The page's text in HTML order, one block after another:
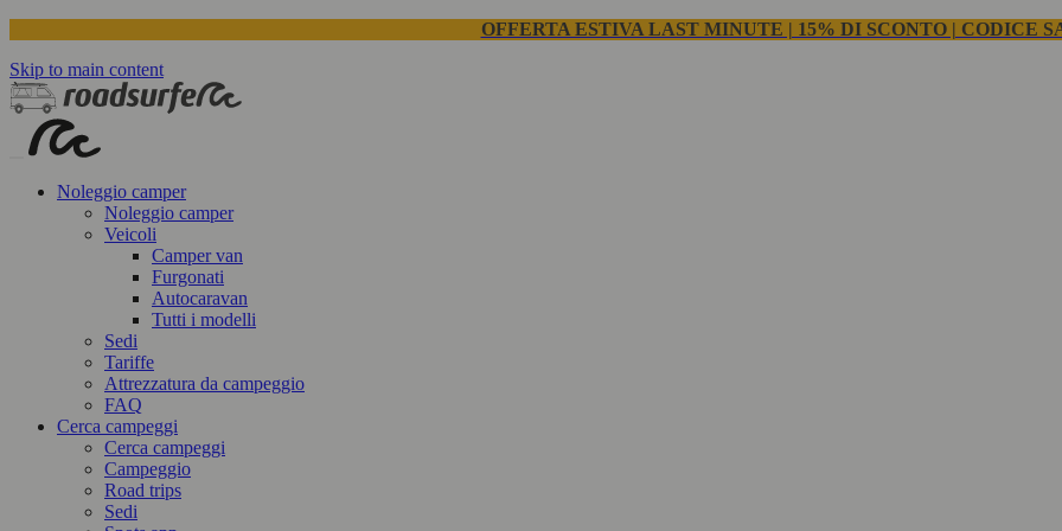
OFFERTA ESTIVA LAST MINUTE | 15% DI SCONTO | CODICE
Skip to main content
Noleggio camper
Noleggio camper
Veicoli
Camper van
Furgonati
Autocaravan
Tutti i modelli
Sedi
Tariffe
Attrezzatura da campeggio
FAQ
Cerca campeggi
Cerca campeggi
Campeggio
Road trips
Sedi